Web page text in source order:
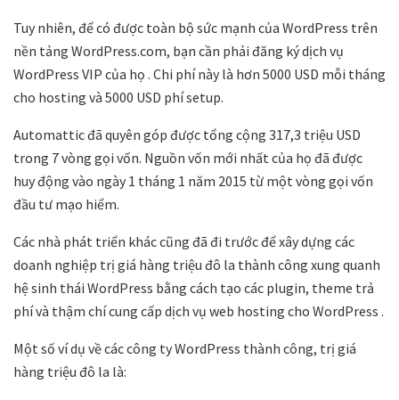
Tuy nhiên, để có được toàn bộ sức mạnh của WordPress trên
nền tảng WordPress.com, bạn cần phải đăng ký dịch vụ
WordPress VIP của họ . Chi phí này là hơn 5000 USD mỗi tháng
cho hosting và 5000 USD phí setup.
Automattic đã quyên góp được tổng cộng 317,3 triệu USD
trong 7 vòng gọi vốn. Nguồn vốn mới nhất của họ đã được
huy động vào ngày 1 tháng 1 năm 2015 từ một vòng gọi vốn
đầu tư mạo hiểm.
Các nhà phát triển khác cũng đã đi trước để xây dựng các
doanh nghiệp trị giá hàng triệu đô la thành công xung quanh
hệ sinh thái WordPress bằng cách tạo các plugin, theme trả
phí và thậm chí cung cấp dịch vụ web hosting cho WordPress .
Một số ví dụ về các công ty WordPress thành công, trị giá
hàng triệu đô la là: